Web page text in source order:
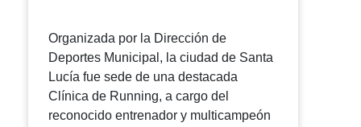
Organizada por la Dirección de
Deportes Municipal, la ciudad de Santa
Lucía fue sede de una destacada
Clínica de Running, a cargo del
reconocido entrenador y multicampeón